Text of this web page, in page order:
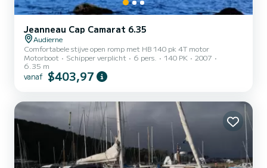
Jeanneau Cap Camarat 6.35
Audierne
Comfortabele stijve open romp met HB 140 pk 4T motor
Motorboot
Schipper verplicht 6 pers. 140 PK
2007
6.35 m
vanaf $403,97